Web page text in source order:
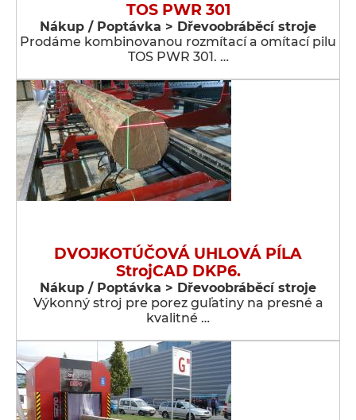
TOS PWR 301
Nákup / Poptávka > Dřevoobráběcí stroje
Prodáme kombinovanou rozmítací a omítací pilu
TOS PWR 301. …
DVOJKOTÚČOVÁ UHLOVÁ PÍLA
StrojCAD DKP6.
Nákup / Poptávka > Dřevoobráběcí stroje
Výkonný stroj pre porez guľatiny na presné a
kvalitné …